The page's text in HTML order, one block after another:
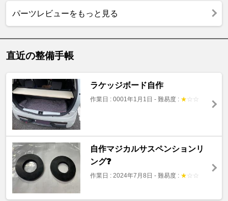
パーツレビューをもっと見る
直近の整備手帳
ラケッジボード自作
作業日 : 0001年1月1日 - 難易度 : ★ ☆ ☆
自作マジカルサスペンションリ
ング❓
作業日 : 2024年7月8日 - 難易度 : ★ ☆ ☆